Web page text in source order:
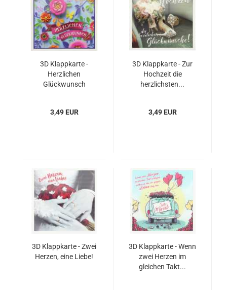
3D Klappkarte -
Herzlichen
Glückwunsch
3,49 EUR
3D Klappkarte - Zur
Hochzeit die
herzlichsten...
3,49 EUR
3D Klappkarte - Zwei
Herzen, eine Liebe!
3D Klappkarte - Wenn
zwei Herzen im
gleichen Takt...